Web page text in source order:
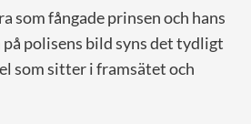
som fångade prinsen och hans
på polisens bild syns det tydligt
som sitter i framsätet och